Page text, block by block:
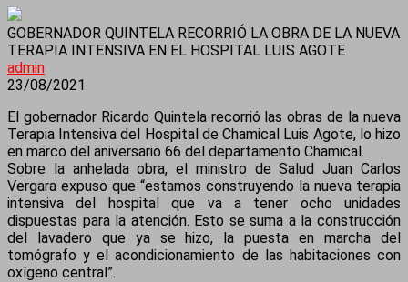
GOBERNADOR QUINTELA RECORRIÓ LA OBRA DE LA NUEVA
TERAPIA INTENSIVA EN EL HOSPITAL LUIS AGOTE
admin
23/08/2021
El gobernador Ricardo Quintela recorrió las obras de la nueva
Terapia Intensiva del Hospital de Chamical Luis Agote, lo hizo
en marco del aniversario 66 del departamento Chamical.
Sobre la anhelada obra, el ministro de Salud Juan Carlos
Vergara expuso que “estamos construyendo la nueva terapia
intensiva del hospital que va a tener ocho unidades
dispuestas para la atención. Esto se suma a la construcción
del lavadero que ya se hizo, la puesta en marcha del
tomógrafo y el acondicionamiento de las habitaciones con
oxígeno central”.